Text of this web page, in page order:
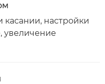
касании, настройки
увеличение